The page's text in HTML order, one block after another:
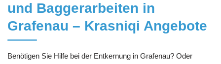
und Baggerarbeiten in
Grafenau – Krasniqi Angebote
Benötigen Sie Hilfe bei der Entkernung in Grafenau? Oder